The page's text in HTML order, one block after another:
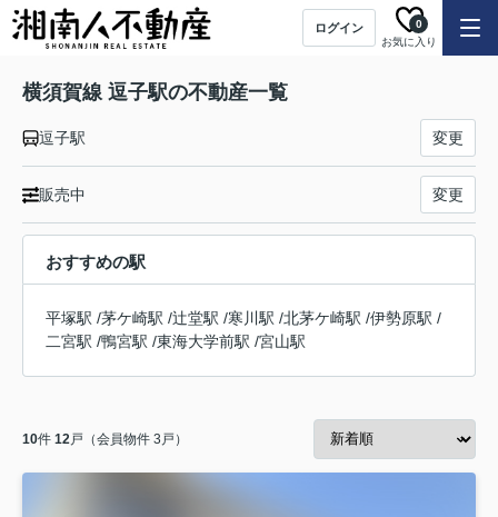
ログイン
お気に入り
0
横須賀線 逗子駅の不動産一覧
逗子駅 変更
販売中 変更
おすすめの駅
平塚駅 /茅ケ崎駅 /辻堂駅 /寒川駅 /北茅ケ崎駅 /伊勢原駅 /
二宮駅 /鴨宮駅 /東海大学前駅 /宮山駅
10件 12戸（会員物件 3戸）